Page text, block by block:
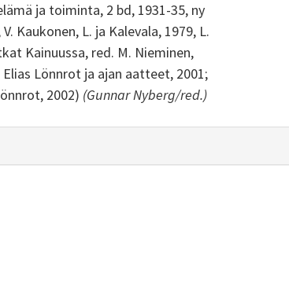
ja toiminta, 2 bd, 1931-35, ny
Kaukonen, L. ja Kalevala, 1979, L.
Kainuussa, red. M. Nieminen,
Elias Lönnrot ja ajan aatteet, 2001;
2002) (Gunnar Nyberg/red.)